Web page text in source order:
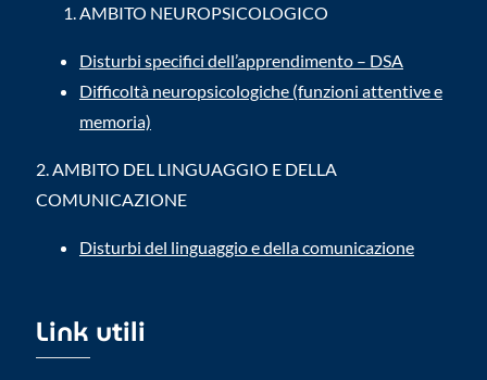
AMBITO NEUROPSICOLOGICO
Disturbi specifici dell’apprendimento – DSA
Difficoltà neuropsicologiche (funzioni attentive e
memoria)
2.AMBITO DEL LINGUAGGIO E DELLA
COMUNICAZIONE
Disturbi del linguaggio e della comunicazione
Link utili